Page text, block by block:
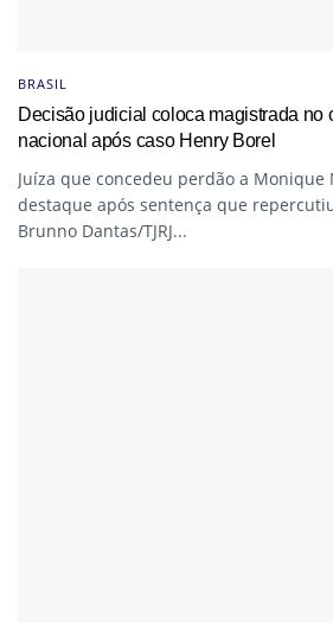
BRASIL
Decisão judicial coloca magistrada no
nacional após caso Henry Borel
Juíza que concedeu perdão a Monique
destaque após sentença que
Brunno Dantas/TJRJ...